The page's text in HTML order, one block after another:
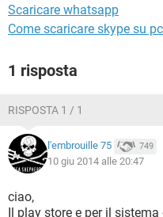
Scaricare whatsapp
Come scaricare skype su pc
1 risposta
RISPOSTA 1 / 1
l'embrouille 75 749
10 giu 2014 alle 20:47
ciao,
Il play store e per il sistema